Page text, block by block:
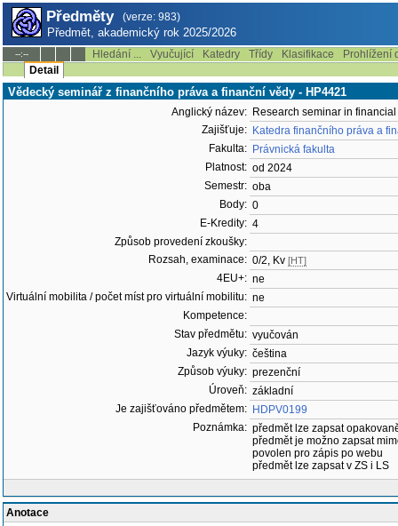
Předměty (verze: 983)
Předmět, akademický rok 2025/2026
--:-- Hledání ... Vyučující Katedry Třídy Klasifikace
Prohlížení
Detail
Vědecký seminář z finančního práva a finanční vědy - HP4421
Anglický název: Research seminar in
Zajišťuje: Katedra finančního práva a
Fakulta: Právnická fakulta
Platnost: od 2024
Semestr: oba
Body: 0
E-Kredity: 4
Způsob provedení zkoušky:
Rozsah, examinace: 0/2, Kv [HT]
4EU+: ne
Virtuální mobilita / počet míst pro virtuální mobilitu: ne
Kompetence:
Stav předmětu: vyučován
Jazyk výuky: čeština
Způsob výuky: prezenční
Úroveň: základní
Je zajišťováno předmětem: HDPV0199
Poznámka: předmět lze zapsat
předmět je možno zapsat
povolen pro zápis po webu
předmět lze zapsat v ZS i LS
Anotace